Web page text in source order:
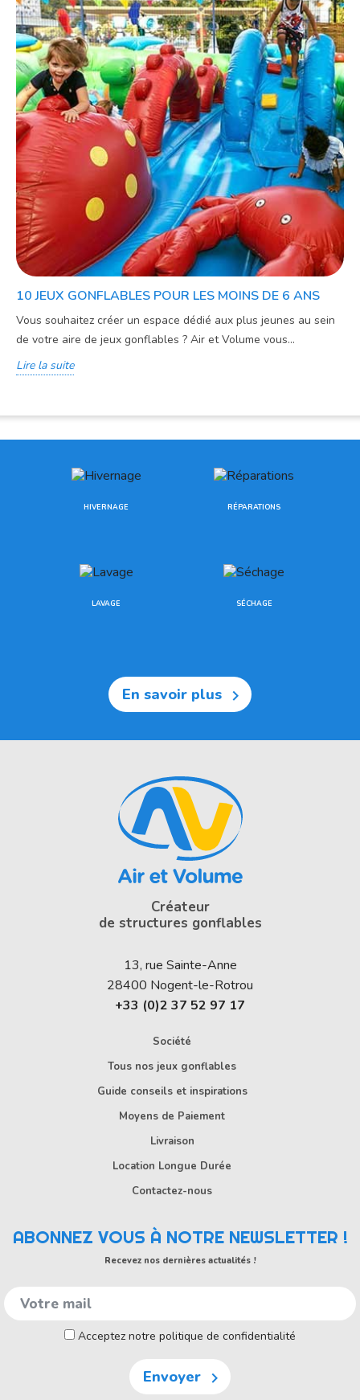
10 JEUX GONFLABLES POUR LES MOINS DE 6 ANS
Vous souhaitez créer un espace dédié aux plus jeunes au sein
de votre aire de jeux gonflables ? Air et Volume vous...
Lire la suite
HIVERNAGE RÉPARATIONS
LAVAGE SÉCHAGE
En savoir plus 
Créateur
de structures gonflables
13, rue Sainte-Anne
28400 Nogent-le-Rotrou
+33 (0)2 37 52 97 17
Société
Tous nos jeux gonflables
Guide conseils et inspirations
Moyens de Paiement
Livraison
Location Longue Durée
Contactez-nous
ABONNEZ VOUS À NOTRE NEWSLETTER !
Recevez nos dernières actualités !
Acceptez notre politique de confidentialité
Envoyer 